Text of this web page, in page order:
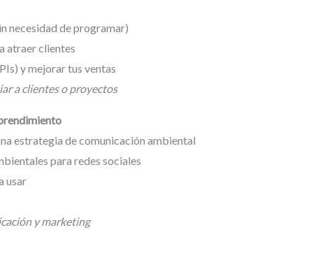
necesidad de programar)
atraer clientes
y mejorar tus ventas
a clientes o proyectos
estrategia de comunicación ambiental
para redes sociales
usar
y marketing